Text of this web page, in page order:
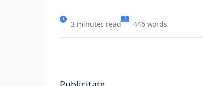
3 minutes read 446 words